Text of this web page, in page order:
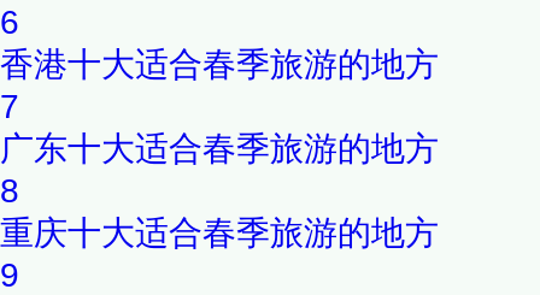
6
香港十大适合春季旅游的地方
7
广东十大适合春季旅游的地方
8
重庆十大适合春季旅游的地方
9